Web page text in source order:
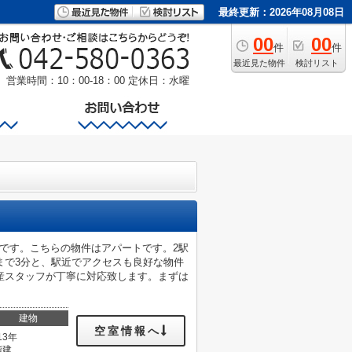
最終更新：2026年08月08日
00件
最近見た物件
00件
検討リスト
営業時間：10：00-18：00 定休日：水曜
す。こちらの物件はアパートです。2駅
3分と、駅近でアクセスも良好な物件
タッフが丁寧に対応致します。まずは
建物
年
建
空室情報へ